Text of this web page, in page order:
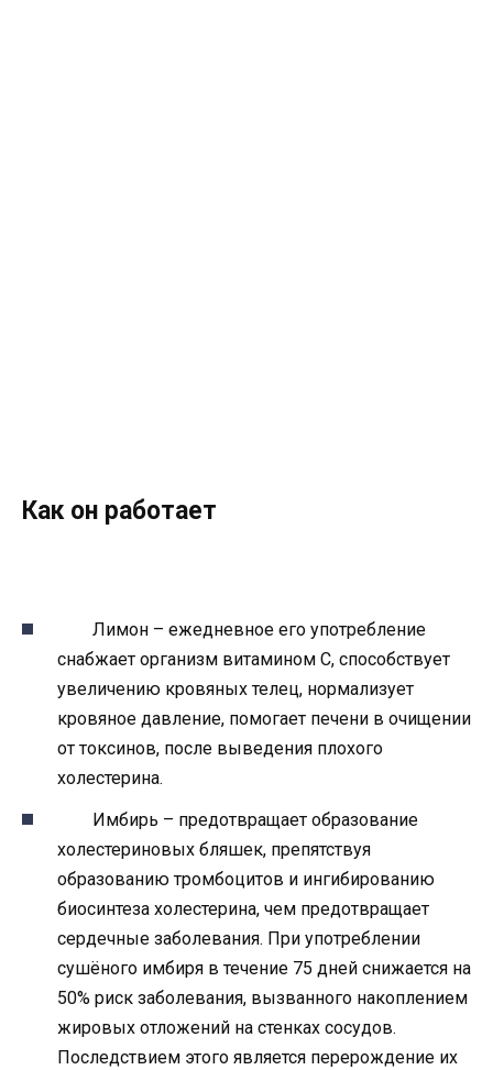
Как он работает
Лимон – ежедневное его употребление
снабжает организм витамином С, способствует
увеличению кровяных телец, нормализует
кровяное давление, помогает печени в очищении
от токсинов, после выведения плохого
холестерина.
Имбирь – предотвращает образование
холестериновых бляшек, препятствуя
образованию тромбоцитов и ингибированию
биосинтеза холестерина, чем предотвращает
сердечные заболевания. При употреблении
сушёного имбиря в течение 75 дней снижается на
50% риск заболевания, вызванного накоплением
жировых отложений на стенках сосудов.
Последствием этого является перерождение их